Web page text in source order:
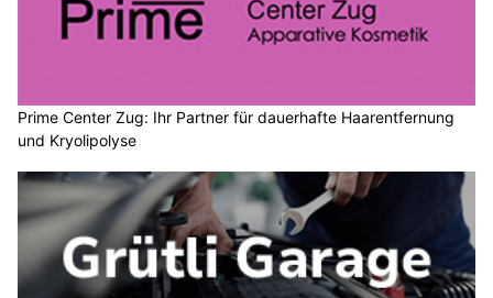
Prime Center Zug: Ihr Partner für dauerhafte Haarentfernung
und Kryolipolyse